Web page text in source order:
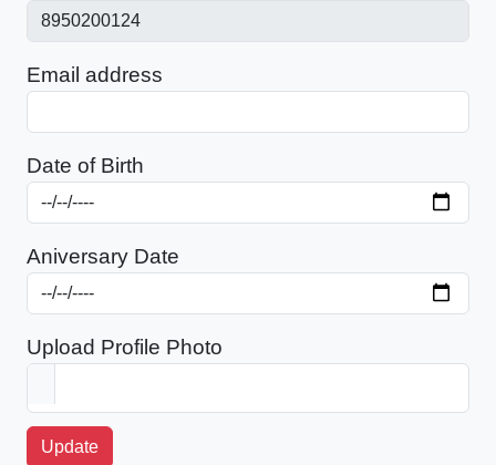
Email address
Date of Birth
Aniversary Date
Upload Profile Photo
Update